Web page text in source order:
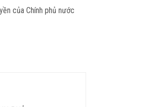
của Chính phủ nước